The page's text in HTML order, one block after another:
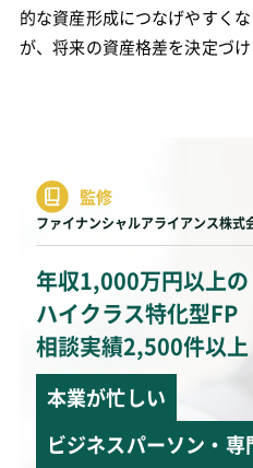
的な資産形成につなげやすく
が、将来の資産格差を決定づけ
監修
ファイナンシャルアライアンス株
年収1,000万円以上の
ハイクラス特化型FP
相談実績2,500件以上
本業が忙しい
ビジネスパーソン・